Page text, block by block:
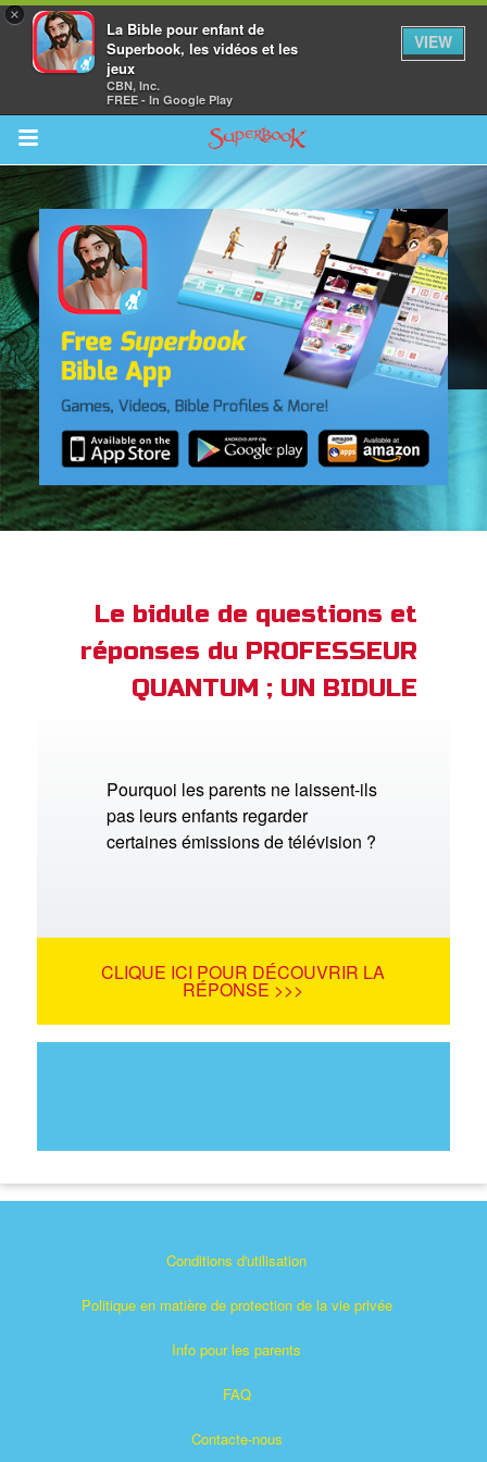
×
La Bible pour enfant de
Superbook, les vidéos et les
jeux
CBN, Inc.
FREE - In Google Play
VIEW
Return to Content
Le bidule de questions et
réponses du PROFESSEUR
QUANTUM ; UN BIDULE
Pourquoi les parents ne laissent-ils
pas leurs enfants regarder
certaines émissions de télévision ?
CLIQUE ICI POUR DÉCOUVRIR LA
RÉPONSE >>>
Conditions d'utilisation
Politique en matière de protection de la vie privée
Info pour les parents
FAQ
Contacte-nous